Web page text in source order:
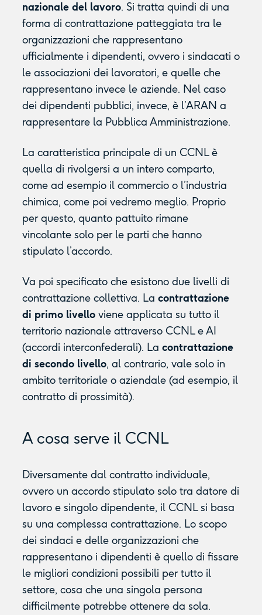
nazionale del lavoro. Si tratta quindi di una
forma di contrattazione patteggiata tra le
organizzazioni che rappresentano
ufficialmente i dipendenti, ovvero i sindacati o
le associazioni dei lavoratori, e quelle che
rappresentano invece le aziende. Nel caso
dei dipendenti pubblici, invece, è l’ARAN a
rappresentare la Pubblica Amministrazione.
La caratteristica principale di un CCNL è
quella di rivolgersi a un intero comparto,
come ad esempio il commercio o l’industria
chimica, come poi vedremo meglio. Proprio
per questo, quanto pattuito rimane
vincolante solo per le parti che hanno
stipulato l’accordo.
Va poi specificato che esistono due livelli di
contrattazione collettiva. La contrattazione
di primo livello viene applicata su tutto il
territorio nazionale attraverso CCNL e AI
(accordi interconfederali). La contrattazione
di secondo livello, al contrario, vale solo in
ambito territoriale o aziendale (ad esempio, il
contratto di prossimità).
A cosa serve il CCNL
Diversamente dal contratto individuale,
ovvero un accordo stipulato solo tra datore di
lavoro e singolo dipendente, il CCNL si basa
su una complessa contrattazione. Lo scopo
dei sindaci e delle organizzazioni che
rappresentano i dipendenti è quello di fissare
le migliori condizioni possibili per tutto il
settore, cosa che una singola persona
difficilmente potrebbe ottenere da sola.